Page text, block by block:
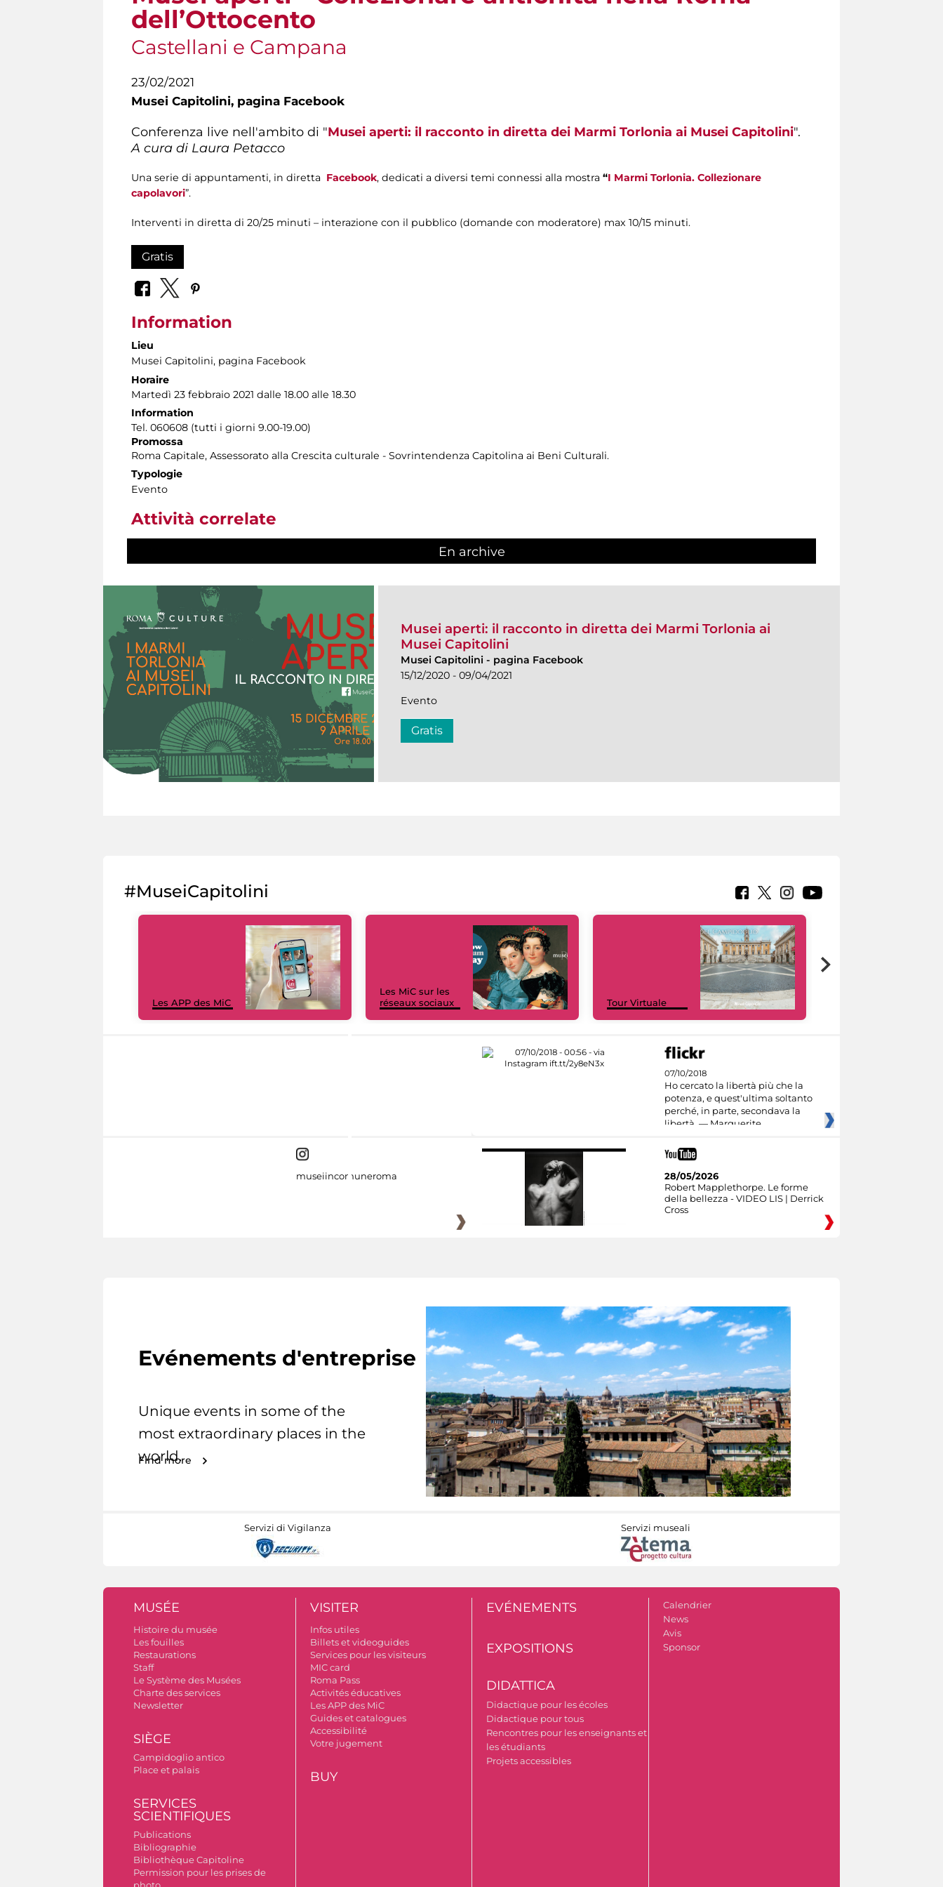
dell’Ottocento
Castellani e Campana
23/02/2021
Musei Capitolini, pagina Facebook
Conferenza live nell'ambito di "Musei aperti: il racconto in diretta dei Marmi Torlonia ai Musei Capitolini".
A cura di Laura Petacco
Una serie di appuntamenti, in diretta Facebook, dedicati a diversi temi connessi alla mostra “I Marmi Torlonia. Collezionare
capolavori”.
Interventi in diretta di 20/25 minuti – interazione con il pubblico (domande con moderatore) max 10/15 minuti.
Gratis
Information
Lieu
Musei Capitolini, pagina Facebook
Horaire
Martedì 23 febbraio 2021 dalle 18.00 alle 18.30
Information
Tel. 060608 (tutti i giorni 9.00-19.00)
Promossa
Roma Capitale, Assessorato alla Crescita culturale - Sovrintendenza Capitolina ai Beni Culturali.
Typologie
Evento
Attività correlate
En archive
Musei aperti: il racconto in diretta dei Marmi Torlonia ai
Musei Capitolini
Musei Capitolini - pagina Facebook
15/12/2020 - 09/04/2021
Evento
Gratis
#MuseiCapitolini
Les APP des MiC
Les MiC sur les
réseaux sociaux
Tour Virtuale
07/10/2018
Ho cercato la libertà più che la
potenza, e quest'ultima soltanto
perché, in parte, secondava la
libertà. — Marguerite
museiincomuneroma
28/05/2026
Robert Mapplethorpe. Le forme
della bellezza - VIDEO LIS | Derrick
Cross
Evénements d'entreprise
Unique events in some of the
most extraordinary places in the
world.
Find more
Servizi di Vigilanza Servizi museali
MUSÉE
Histoire du musée
Les fouilles
Restaurations
Staff
Le Système des Musées
Charte des services
Newsletter
SIÈGE
Campidoglio antico
Place et palais
SERVICES
SCIENTIFIQUES
Publications
Bibliographie
Bibliothèque Capitoline
Permission pour les prises de
VISITER
Infos utiles
Billets et videoguides
Services pour les visiteurs
MIC card
Roma Pass
Activités éducatives
Les APP des MiC
Guides et catalogues
Accessibilité
Votre jugement
BUY
EVÉNEMENTS
EXPOSITIONS
DIDATTICA
Didactique pour les écoles
Didactique pour tous
Rencontres pour les enseignants et
les étudiants
Projets accessibles
Calendrier
News
Avis
Sponsor